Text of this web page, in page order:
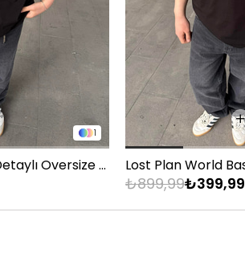
1
Montmatre Nakış Detaylı Oversize T-Shirt - Siyah
₺399,99
₺899,99